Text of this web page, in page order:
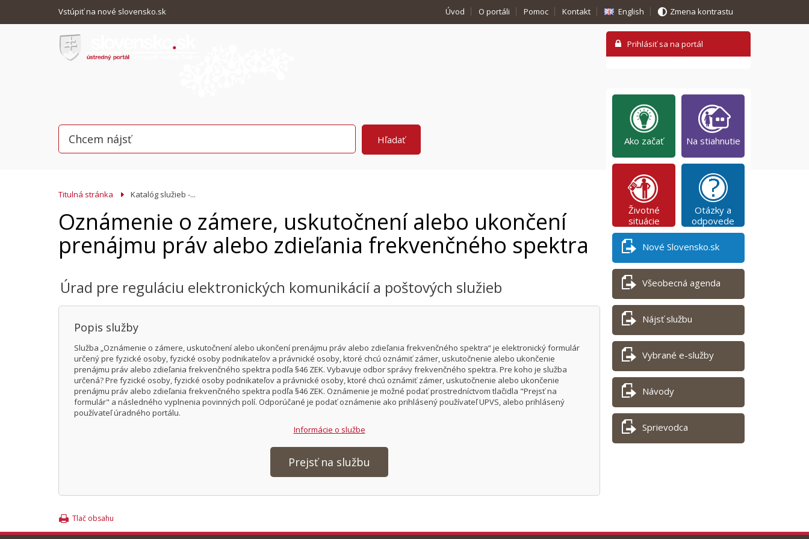
Vstúpiť na nové slovensko.sk Úvod O portáli Pomoc Kontakt English Zmena kontrastu
Titulná stránka Katalóg služieb -...
Oznámenie o zámere, uskutočnení alebo ukončení
prenájmu práv alebo zdieľania frekvenčného spektra
Úrad pre reguláciu elektronických komunikácií a poštových služieb
Popis služby
Služba „Oznámenie o zámere, uskutočnení alebo ukončení prenájmu práv alebo zdieľania frekvenčného spektra“ je elektronický formulár
určený pre fyzické osoby, fyzické osoby podnikateľov a právnické osoby, ktoré chcú oznámiť zámer, uskutočnenie alebo ukončenie
prenájmu práv alebo zdieľania frekvenčného spektra podľa §46 ZEK. Vybavuje odbor správy frekvenčného spektra. Pre koho je služba
určená? Pre fyzické osoby, fyzické osoby podnikateľov a právnické osoby, ktoré chcú oznámiť zámer, uskutočnenie alebo ukončenie
prenájmu práv alebo zdieľania frekvenčného spektra podľa §46 ZEK. Oznámenie je možné podať prostredníctvom tlačidla "Prejsť na
formulár" a následného vyplnenia povinných polí. Odporúčané je podať oznámenie ako prihlásený používateľ UPVS, alebo prihlásený
používateľ úradného portálu.
Informácie o službe
Prejsť na službu
Ako začať Na stiahnutie
Životné
situácie
Otázky a
odpovede
Nové Slovensko.sk
Všeobecná agenda
Nájsť službu
Vybrané e-služby
Návody
Sprievodca
Tlač obsahu